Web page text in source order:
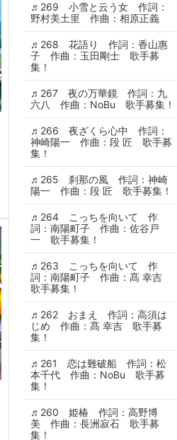
♬269 小雪と云う女 作詞：
野村美土里 作曲：相原正義
♬268 花語り 作詞：香山惠
子 作曲：玉田剛士 歌手募
集！
♬267 夜の万華鏡 作詞：九
六八 作曲：NoBu 歌手募集！
♬266 夜ざくら心中 作詞：
神崎陽一 作曲：段 匠 歌手募
集！
♬265 刹那の風 作詞：神崎
陽一 作曲：段 匠 歌手募集！
♬264 こっちを向いて 作
詞：南陽町子 作曲：佐谷戸
一 歌手募集！
♬263 こっちを向いて 作
詞：南陽町子 作曲：髙 幸吉
歌手募集！
♬262 おまえ 作詞：高須は
じめ 作曲：髙 幸吉 歌手募
集！
♬261 恋は難破船 作詞：松
本千代 作曲：NoBu 歌手募
集！
♬260 姫椿 作詞：高野博
美 作曲：長洲寂石 歌手募
集！